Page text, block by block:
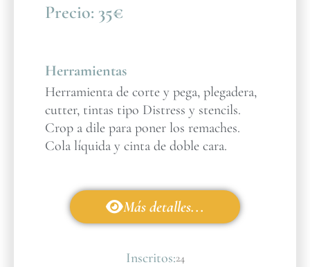
Precio: 35€
Herramientas
Herramienta de corte y pega, plegadera,
cutter, tintas tipo Distress y stencils.
Crop a dile para poner los remaches.
Cola líquida y cinta de doble cara.
Más detalles...
Inscritos:24